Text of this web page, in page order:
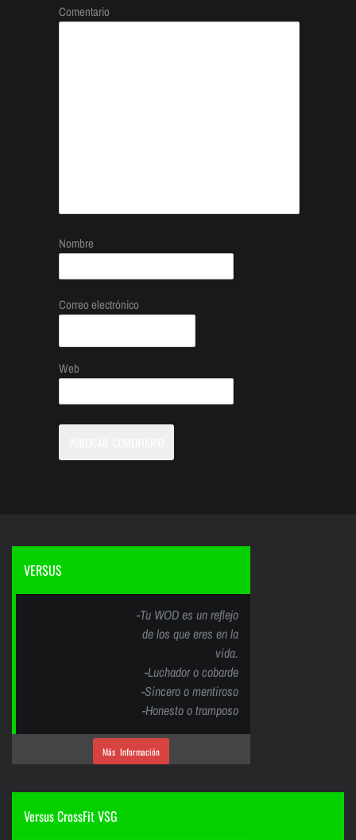
Comentario
Nombre
Correo electrónico
Web
VERSUS
-Tu WOD es un reflejo
de los que eres en la
vida.
-Luchador o cobarde
-Sincero o mentiroso
-Honesto o tramposo
Más Información
Versus CrossFit VSG